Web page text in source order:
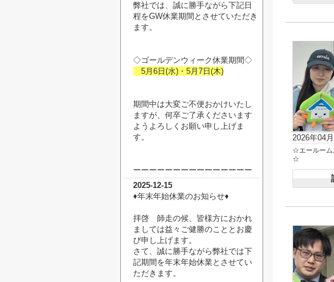
2026年04
☆エールーム
☆
弊社では、誠に勝手ながら下記日
程をGW休業期間とさせていただき
ます。
◇ゴールデンウィーク休業期間◇
5月6日(水)・5月7日(木)
期間中は大変ご不便おかけいたし
ますが、何卒ご了承くださいます
ようよろしくお願い申し上げま
す。
ーーーーーーーーーーーーーーー
2025-12-15
♦︎年末年始休業のお知らせ♦︎
拝啓 師走の候、皆様方におかれ
ましては益々ご健勝のこととお慶
び申し上げます。
さて、誠に勝手ながら弊社では下
記期間を年末年始休業とさせてい
ただきます。